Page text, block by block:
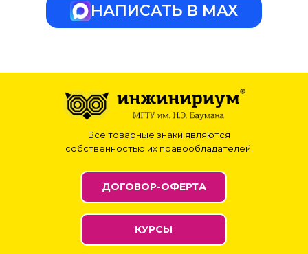
НАПИСАТЬ В МАХ
Все товарные знаки являются
собственностью их правообладателей.
КУРСЫ
ДОГОВОР-ОФЕРТА